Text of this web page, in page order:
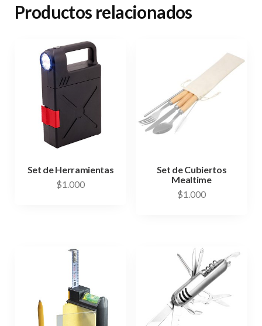
Productos relacionados
Set de Herramientas
$1.000
Set de Cubiertos
Mealtime
$1.000